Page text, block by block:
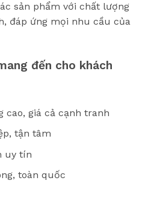
sản phẩm với chất lượng
đáp ứng mọi nhu cầu của
đến cho khách
cao, giá cả cạnh tranh
tận tâm
uy tín
toàn quốc